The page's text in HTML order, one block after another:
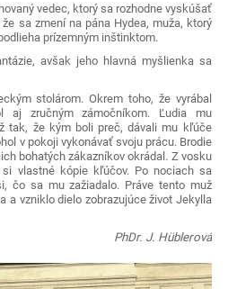
vedec, ktorý sa rozhodne vyskúšať
sa zmení na pána Hydea, muža, ktorý
prízemným inštinktom.
avšak jeho hlavná myšlienka sa
stolárom. Okrem toho, že vyrábal
aj zručným zámočníkom. Ľudia mu
tak, že kým boli preč, dávali mu kľúče
v pokoji vykonávať svoju prácu. Brodie
bohatých zákazníkov okrádal. Z vosku
vlastné kópie kľúčov. Po nociach sa
čo sa mu zažiadalo. Práve tento muž
a vzniklo dielo zobrazujúce život Jekylla
PhDr. J. Hüblerová